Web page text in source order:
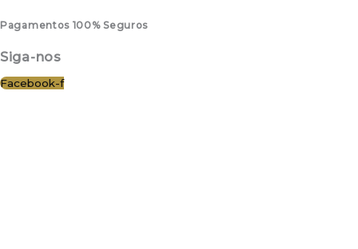
Pagamentos 100% Seguros
Siga-nos
Facebook-f